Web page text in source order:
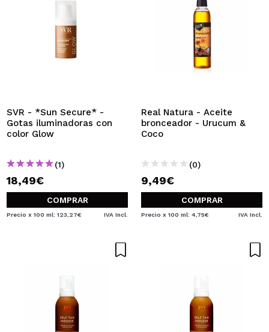
SVR - *Sun Secure* -
Gotas iluminadoras con
color Glow
(1)
18,49€
COMPRAR
Precio x 100 ml: 123,27€ IVA Incl.
Real Natura - Aceite
bronceador - Urucum &
Coco
(0)
9,49€
COMPRAR
Precio x 100 ml: 4,75€ IVA Incl.